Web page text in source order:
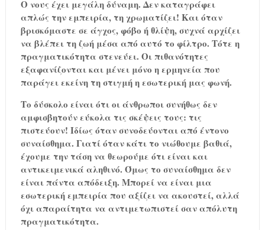
Ο νους έχει μεγάλη δύναμη. Δεν καταγράφει
απλώς την εμπειρία, τη χρωματίζει! Και όταν
βρισκόμαστε σε άγχος, φόβο ή θλίψη, συχνά αρχίζει
να βλέπει τη ζωή μέσα από αυτό το φίλτρο. Τότε η
πραγματικότητα στενεύει. Οι πιθανότητες
εξαφανίζονται και μένει μόνο η ερμηνεία που
παράγει εκείνη τη στιγμή η εσωτερική μας φωνή.
Το δύσκολο είναι ότι οι άνθρωποι συνήθως δεν
αμφισβητούν εύκολα τις σκέψεις τους: τις
πιστεύουν! Ιδίως όταν συνοδεύονται από έντονο
συναίσθημα. Γιατί όταν κάτι το νιώθουμε βαθιά,
έχουμε την τάση να θεωρούμε ότι είναι και
αντικειμενικά αληθινό. Όμως το συναίσθημα δεν
είναι πάντα απόδειξη. Μπορεί να είναι μια
εσωτερική εμπειρία που αξίζει να ακουστεί, αλλά
όχι απαραίτητα να αντιμετωπιστεί σαν απόλυτη
πραγματικότητα.